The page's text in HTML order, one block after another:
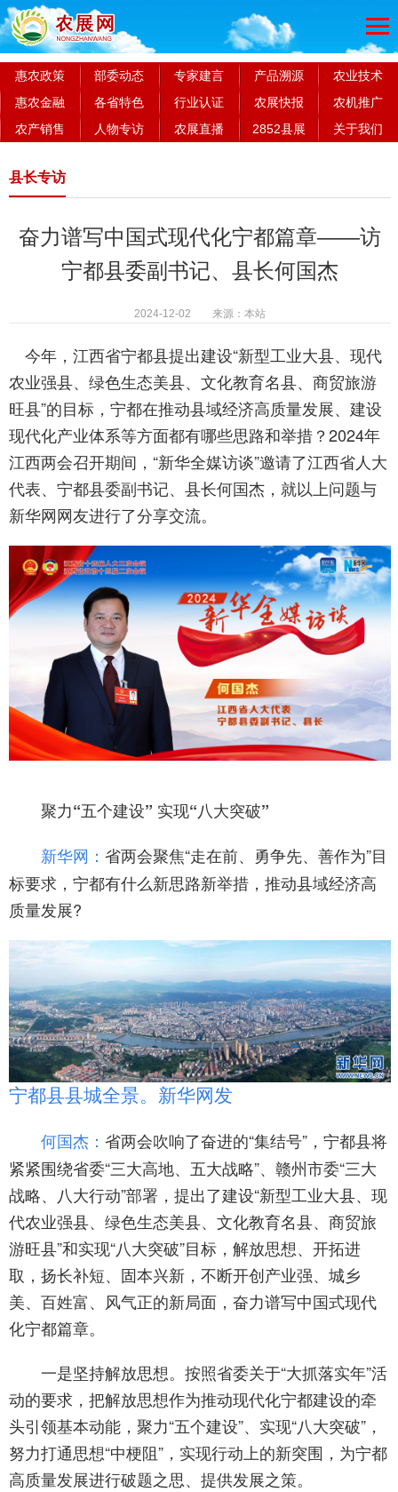
惠农政策 部委动态 专家建言 产品溯源
农业技术
惠农金融
各省特色 行业认证 农展快报
农机推广
农产销售
人物专访 农展直播 2852县展 关于我们
县长专访
奋力谱写中国式现代化宁都篇章——访
宁都县委副书记、县长何国杰
2024-12-02 来源：本站
今年，江西省宁都县提出建设“新型工业大县、现代
农业强县、绿色生态美县、文化教育名县、商贸旅游
旺县”的目标，宁都在推动县域经济高质量发展、建设
现代化产业体系等方面都有哪些思路和举措？2024年
江西两会召开期间，“新华全媒访谈”邀请了江西省人大
代表、宁都县委副书记、县长何国杰，就以上问题与
新华网网友进行了分享交流。
聚力“五个建设” 实现“八大突破”
新华网： 省两会聚焦“走在前、勇争先、善作为”目
标要求，宁都有什么新思路新举措，推动县域经济高
质量发展?
宁都县县城全景。新华网发
何国杰： 省两会吹响了奋进的“集结号”，宁都县将
紧紧围绕省委“三大高地、五大战略”、赣州市委“三大
战略、八大行动”部署，提出了建设“新型工业大县、现
代农业强县、绿色生态美县、文化教育名县、商贸旅
游旺县”和实现“八大突破”目标，解放思想、开拓进
取，扬长补短、固本兴新，不断开创产业强、城乡
美、百姓富、风气正的新局面，奋力谱写中国式现代
化宁都篇章。
一是坚持解放思想。按照省委关于“大抓落实年”活
动的要求，把解放思想作为推动现代化宁都建设的牵
头引领基本动能，聚力“五个建设”、实现“八大突破”，
努力打通思想“中梗阻”，实现行动上的新突围，为宁都
高质量发展进行破题之思、提供发展之策。